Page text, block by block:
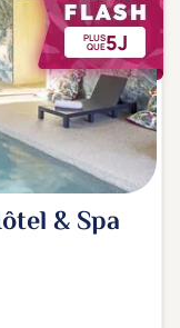
PLUS
QUE5J
& Spa